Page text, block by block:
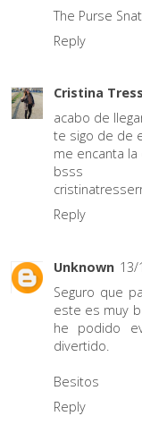
The Purse
Reply
Cristina
acabo de
te sigo de de
me encanta
bsss
Reply
Unknown 13/
Seguro que
este es muy
he podido
divertido.
Besitos
Reply